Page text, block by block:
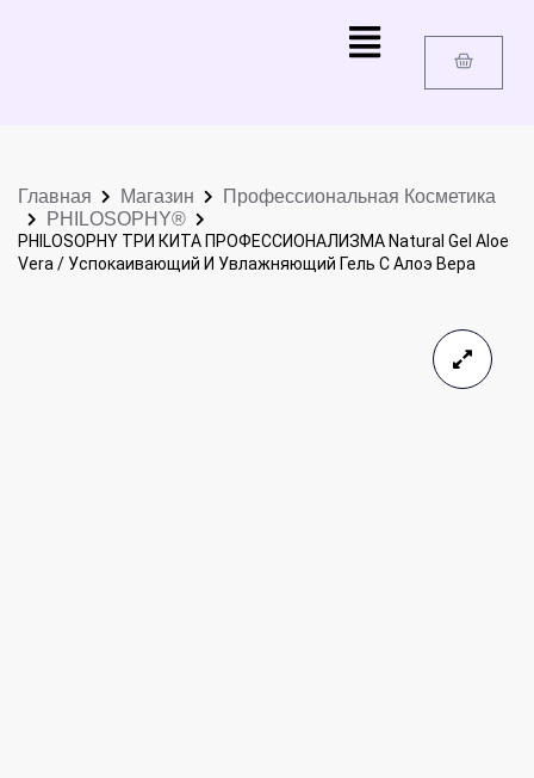
Главная Магазин
Профессиональная Косметика
PHILOSOPHY®
PHILOSOPHY ТРИ КИТА ПРОФЕССИОНАЛИЗМА Natural Gel Aloe
Vera / Успокаивающий И Увлажняющий Гель С Алоэ Вера